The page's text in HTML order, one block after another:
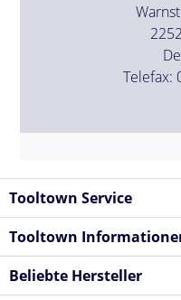
Telefax:
Tooltown Service
Tooltown
Beliebte Hersteller